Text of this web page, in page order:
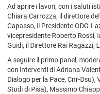
Ad aprire i lavori, con i saluti
Chiara Carrozza, il direttore
Capasso, il Presidente ODG-
vicepresidente Roberto Rossi,
Guidi, il Direttore Rai Ragazzi,
A seguire il primo panel,
con interventi di Adriana
Dialogo per la Pace, Cnr-
Studi di Pisa), Massimo